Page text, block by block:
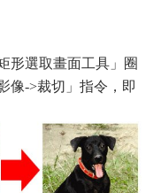
選取畫面工具」圈
像->裁切」指令，即